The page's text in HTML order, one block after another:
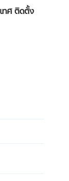
ทศติดตั้ง